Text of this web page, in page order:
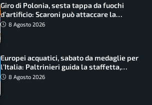
Giro di Polonia, sesta tappa da fuochi
d’artificio: Scaroni può attaccare la
maglia di Lemmen
8 Agosto 2026
Europei acquatici, sabato da medaglie per
l’Italia: Paltrinieri guida la staffetta,
Barnabà sogna l’oro dalle grandi altezze
8 Agosto 2026